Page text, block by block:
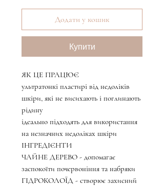
Додати у кошик
Купити
ЯК ЦЕ ПРАЦЮЄ
ультратонкі пластирі від недоліків
шкіри, які не висихають і поглинають
рідину
ідеально підходять для використання
на незначних недоліках шкіри
ІНГРЕДІЄНТИ
ЧАЙНЕ ДЕРЕВО - допомагає
заспокоїти почервоніння та набряки
ГІДРОКОЛОЇД - створює захисний